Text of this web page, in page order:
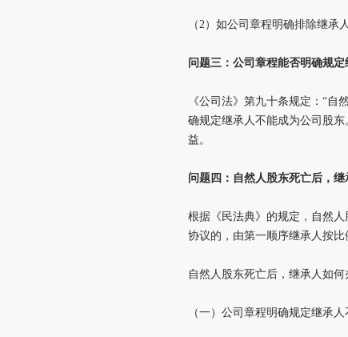
（2）如公司章程明确排除继承
问题三：公司章程能否明确规
《公司法》第九十条规定：“
确规定继承人不能成为公司股
益。
问题四：自然人股东死亡后，
根据《民法典》的规定，自然
协议的，由第一顺序继承人按比
自然人股东死亡后，继承人如
（一）公司章程明确规定继承